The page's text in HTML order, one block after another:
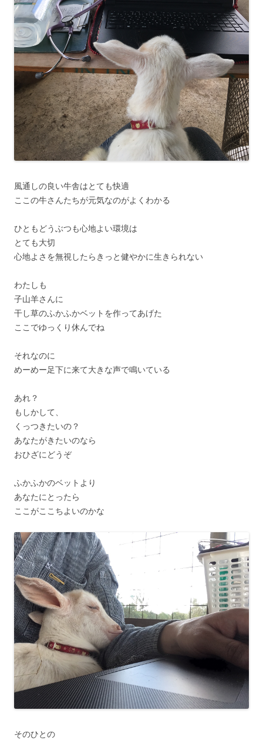
風通しの良い牛舎はとても快適
ここの牛さんたちが元気なのがよくわかる
ひともどうぶつも心地よい環境は
とても大切
心地よさを無視したらきっと健やかに生きられない
わたしも
子山羊さんに
干し草のふかふかベットを作ってあげた
ここでゆっくり休んでね
それなのに
めーめー足下に来て大きな声で鳴いている
あれ？
もしかして、
くっつきたいの？
あなたがきたいのなら
おひざにどうぞ
ふかふかのベットより
あなたにとったら
ここがここちよいのかな
そのひとの